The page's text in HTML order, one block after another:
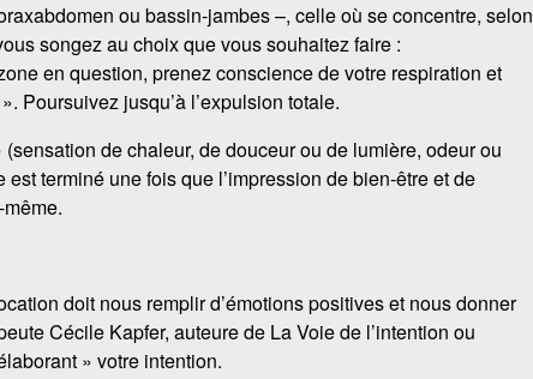
ou bassin-jambes –, celle où se concentre, selon
songez au choix que vous souhaitez faire :
en question, prenez conscience de votre respiration et
Poursuivez jusqu’à l’expulsion totale.
de chaleur, de douceur ou de lumière, odeur ou
terminé une fois que l’impression de bien-être et de
doit nous remplir d’émotions positives et nous donner
Cécile Kapfer, auteure de La Voie de l’intention ou
» votre intention.